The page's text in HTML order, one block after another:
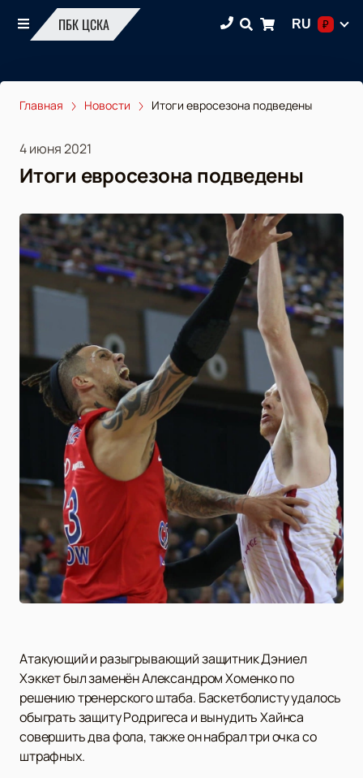
ПБК ЦСКА RU ₽
Главная Новости Итоги евросезона подведены
4 июня 2021
Итоги евросезона подведены
Атакующий и разыгрывающий защитник Дэниел
Хэккет был заменён Александром Хоменко по
решению тренерского штаба. Баскетболисту удалось
обыграть защиту Родригеса и вынудить Хайнса
совершить два фола, также он набрал три очка со
штрафных.